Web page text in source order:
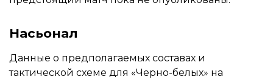
Насьонал
Данные о предполагаемых составах и
тактической схеме для «Черно-белых» на